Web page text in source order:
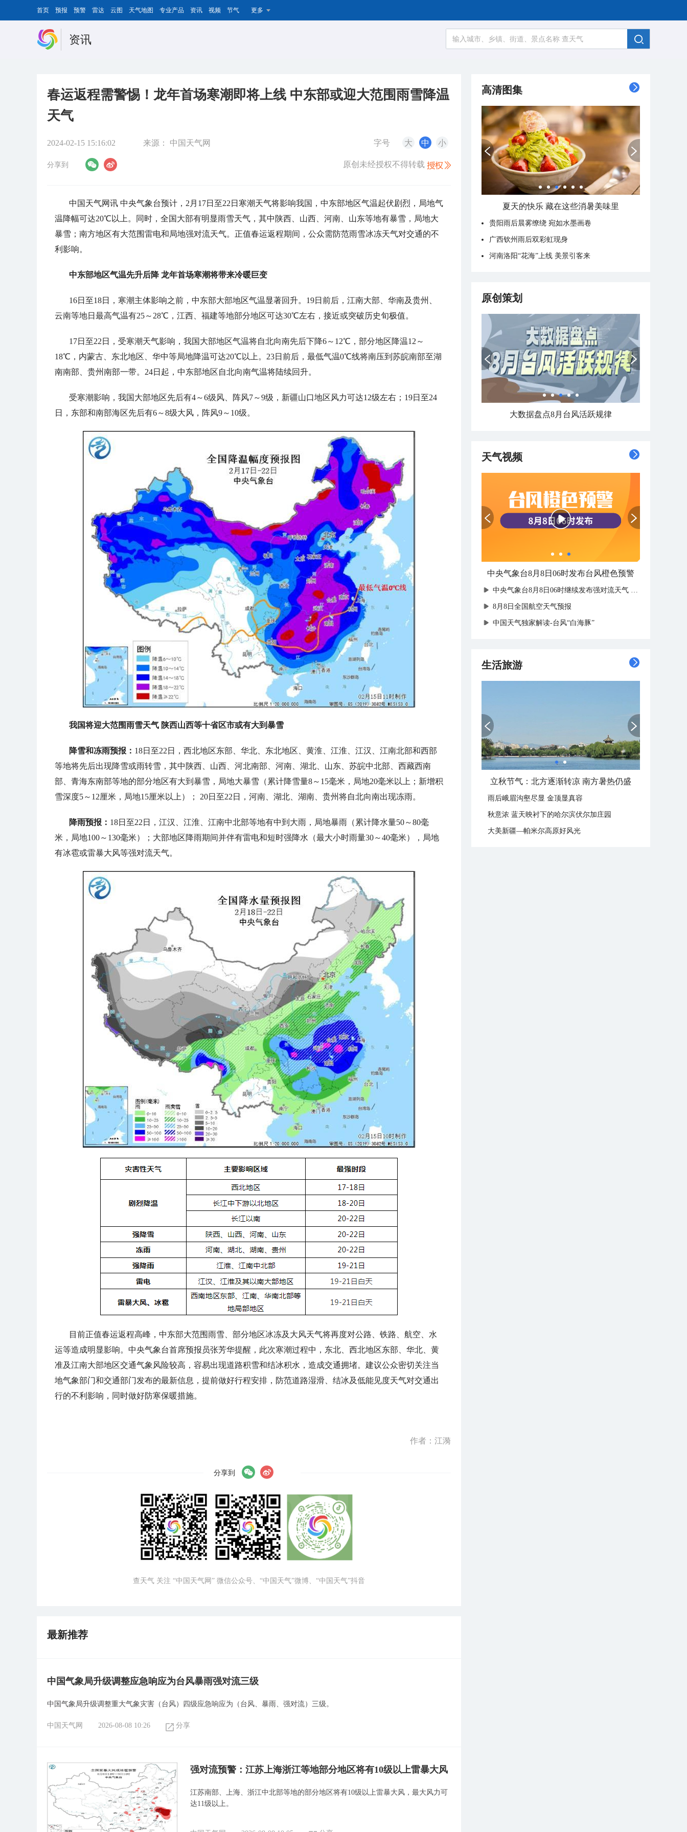
首页 预报 预警 雷达 云图 天气地图 专业产品 资讯 视频 节气 更多
资讯
春运返程需警惕！龙年首场寒潮即将上线 中东部或迎大范围雨雪降温
天气
2024-02-15 15:16:02 来源： 中国天气网 字号 大 中 小
分享到 原创未经授权不得转载
中国天气网讯 中央气象台预计，2月17日至22日寒潮天气将影响我国，中东部地区气温起伏剧烈，局地气
温降幅可达20℃以上。同时，全国大部有明显雨雪天气，其中陕西、山西、河南、山东等地有暴雪，局地大
暴雪；南方地区有大范围雷电和局地强对流天气。正值春运返程期间，公众需防范雨雪冰冻天气对交通的不
利影响。
中东部地区气温先升后降 龙年首场寒潮将带来冷暖巨变
16日至18日，寒潮主体影响之前，中东部大部地区气温显著回升。19日前后，江南大部、华南及贵州、
云南等地日最高气温有25～28℃，江西、福建等地部分地区可达30℃左右，接近或突破历史旬极值。
17日至22日，受寒潮天气影响，我国大部地区气温将自北向南先后下降6～12℃，部分地区降温12～
18℃，内蒙古、东北地区、华中等局地降温可达20℃以上。23日前后，最低气温0℃线将南压到苏皖南部至湖
南南部、贵州南部一带。24日起，中东部地区自北向南气温将陆续回升。
受寒潮影响，我国大部地区先后有4～6级风、阵风7～9级，新疆山口地区风力可达12级左右；19日至24
日，东部和南部海区先后有6～8级大风，阵风9～10级。
我国将迎大范围雨雪天气 陕西山西等十省区市或有大到暴雪
降雪和冻雨预报： 18日至22日，西北地区东部、华北、东北地区、黄淮、江淮、江汉、江南北部和西部
等地将先后出现降雪或雨转雪，其中陕西、山西、河北南部、河南、湖北、山东、苏皖中北部、西藏西南
部、青海东南部等地的部分地区有大到暴雪，局地大暴雪（累计降雪量8～15毫米，局地20毫米以上；新增积
雪深度5～12厘米，局地15厘米以上）； 20日至22日，河南、湖北、湖南、贵州将自北向南出现冻雨。
降雨预报： 18日至22日，江汉、江淮、江南中北部等地有中到大雨，局地暴雨（累计降水量50～80毫
米，局地100～130毫米）；大部地区降雨期间并伴有雷电和短时强降水（最大小时雨量30～40毫米），局地
有冰雹或雷暴大风等强对流天气。
目前正值春运返程高峰，中东部大范围雨雪、部分地区冰冻及大风天气将再度对公路、铁路、航空、水
运等造成明显影响。中央气象台首席预报员张芳华提醒，此次寒潮过程中，东北、西北地区东部、华北、黄
准及江南大部地区交通气象风险较高，容易出现道路积雪和结冰积水，造成交通拥堵。建议公众密切关注当
地气象部门和交通部门发布的最新信息，提前做好行程安排，防范道路湿滑、结冰及低能见度天气对交通出
行的不利影响，同时做好防寒保暖措施。
作者：江漪
分享到
查天气 关注 “中国天气网” 微信公众号、“中国天气”微博、“中国天气”抖音
最新推荐
中国气象局升级调整应急响应为台风暴雨强对流三级
中国气象局升级调整重大气象灾害（台风）四级应急响应为（台风、暴雨、强对流）三级。
中国天气网 2026-08-08 10:26 分享
强对流预警：江苏上海浙江等地部分地区将有10级以上雷暴大风
江苏南部、上海、浙江中北部等地的部分地区将有10级以上雷暴大风，最大风力可
达11级以上。
高清图集
夏天的快乐 藏在这些消暑美味里
贵阳雨后晨雾缭绕 宛如水墨画卷
广西钦州雨后双彩虹现身
河南洛阳“花海”上线 美景引客来
原创策划
大数据盘点8月台风活跃规律
天气视频
中央气象台8月8日06时发布台风橙色预警
中央气象台8月8日06时继续发布强对流天气蓝色预警
8月8日全国航空天气预报
中国天气独家解读-台风“白海豚”
生活旅游
立秋节气：北方逐渐转凉 南方暑热仍盛
雨后峨眉沟壑尽显 金顶显真容
秋意浓 蓝天映衬下的哈尔滨伏尔加庄园
大美新疆—帕米尔高原好风光